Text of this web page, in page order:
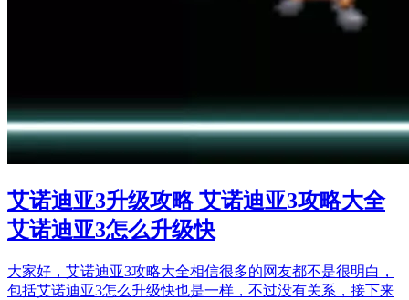
艾诺迪亚3升级攻略 艾诺迪亚3攻略大全
艾诺迪亚3怎么升级快
大家好，艾诺迪亚3攻略大全相信很多的网友都不是很明白，
包括艾诺迪亚3怎么升级快也是一样，不过没有关系，接下来